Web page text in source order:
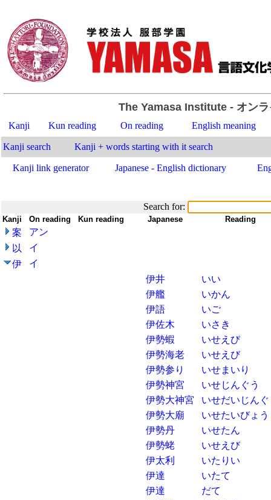
The Yamasa Institute- オンラ
Kanji Kun reading On reading English meaning
Kanji search Kanji + words starting with it search
Kanji link generator Japanese - English dictionary
Search for:
Kanji On reading Kun reading Japanese Reading
案
アン
以
イ
伊
イ
伊井
いい
伊艦
いかん
伊語
いご
伊佐木
いさき
伊勢蝦
いせえび
伊勢海老
いせえび
伊勢参り
いせまいり
伊勢神宮
いせじんぐう
伊勢大神宮
いせだいじんぐ
伊勢大廟
いせたいびょう
伊勢丹
いせたん
伊勢蛯
いせえび
伊太利
いたりい
伊達
いたて
伊達
だて